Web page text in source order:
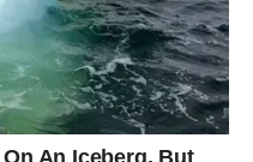
sreća. Neki će rešiti
Neki će proširiti
gde se konačno osećaju
samo fizički.